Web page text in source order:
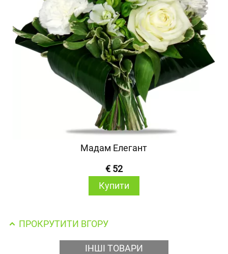
Мадам Елегант
€ 52
Купити
ПРОКРУТИТИ ВГОРУ
ІНШІ ТОВАРИ